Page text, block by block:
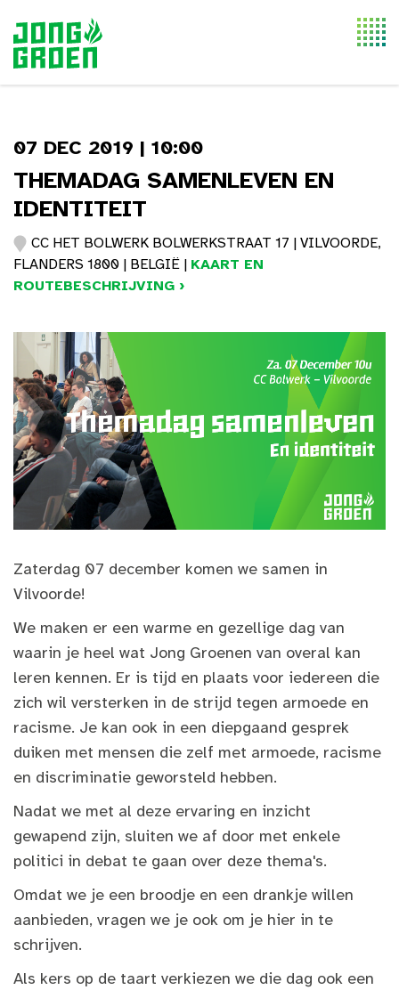
07 DEC 2019 | 10:00
THEMADAG SAMENLEVEN EN
IDENTITEIT
CC HET BOLWERK BOLWERKSTRAAT 17 | VILVOORDE,
FLANDERS 1800 | BELGIË | KAART EN
ROUTEBESCHRIJVING ›
Zaterdag 07 december komen we samen in
Vilvoorde!
We maken er een warme en gezellige dag van
waarin je heel wat Jong Groenen van overal kan
leren kennen. Er is tijd en plaats voor iedereen die
zich wil versterken in de strijd tegen armoede en
racisme. Je kan ook in een diepgaand gesprek
duiken met mensen die zelf met armoede, racisme
en discriminatie geworsteld hebben.
Nadat we met al deze ervaring en inzicht
gewapend zijn, sluiten we af door met enkele
politici in debat te gaan over deze thema's.
Omdat we je een broodje en een drankje willen
aanbieden, vragen we je ook om je hier in te
schrijven.
Als kers op de taart verkiezen we die dag ook een